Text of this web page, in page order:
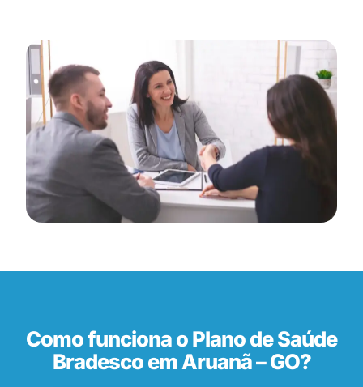
Como funciona o Plano de Saúde
Bradesco em Aruanã – GO?